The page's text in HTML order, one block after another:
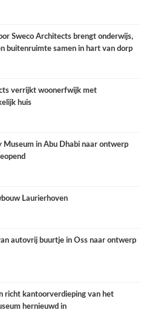
Sweco Architects brengt onderwijs,
buitenruimte samen in hart van dorp
verrijkt woonerfwijk met
huis
Museum in Abu Dhabi naar ontwerp
Laurierhoven
autovrij buurtje in Oss naar ontwerp
richt kantoorverdieping van het
hernieuwd in